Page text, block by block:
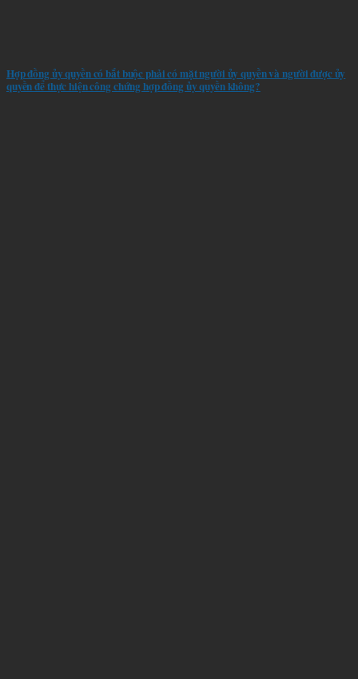
Hợp đồng ủy quyền có bắt buộc phải có mặt người ủy quyền và người được ủy
quyền để thực hiện công chứng hợp đồng ủy quyền không?